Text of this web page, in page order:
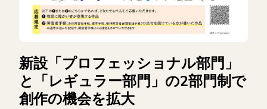
新設「プロフェッショナル部門」
と「レギュラー部門」の2部門制で
創作の機会を拡大